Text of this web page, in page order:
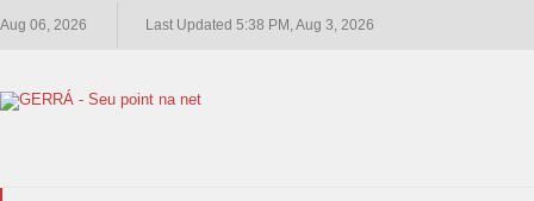
Aug 06, 2026 Last Updated 5:38 PM, Aug 3, 2026